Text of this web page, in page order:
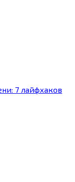
7 лайфхаков